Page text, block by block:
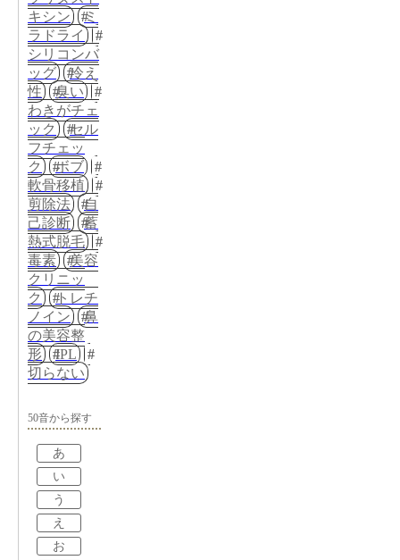
キシン
ミ
ラドライ
シリコンバ
ッグ
冷え
性
臭い
わきがチェ
ック
セル
フチェッ
ク
ボブ
軟骨移植
剪除法
自
己診断
蓄
熱式脱毛
毒素
美容
クリニッ
ク
トレチ
ノイン
鼻
の美容整
形
IPL
切らない
50音から探す
あ
い
う
え
お